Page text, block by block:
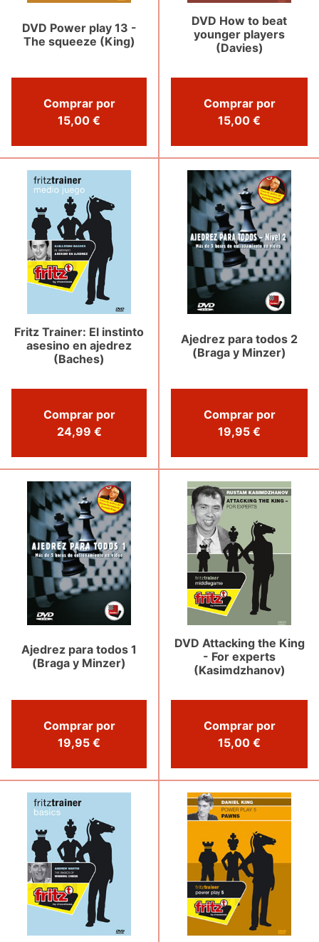
DVD Power play 13 -
The squeeze (King)
Comprar por
15,00 €
DVD How to beat
younger players
(Davies)
Comprar por
15,00 €
Fritz Trainer: El instinto
asesino en ajedrez
(Baches)
Comprar por
24,99 €
Ajedrez para todos 2
(Braga y Minzer)
Comprar por
19,95 €
Ajedrez para todos 1
(Braga y Minzer)
Comprar por
19,95 €
DVD Attacking the King
- For experts
(Kasimdzhanov)
Comprar por
15,00 €